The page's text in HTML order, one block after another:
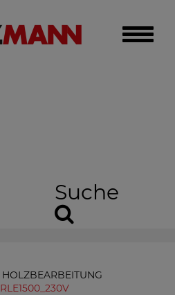
Toggle
Suche
HOLZBEARBEITUNG
RLE1500_230V